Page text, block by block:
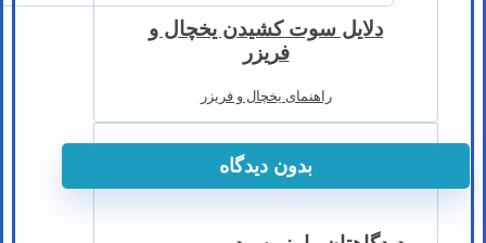
دلایل سوت کشیدن یخچال و
فریزر
راهنمای یخچال و فریزر
بدون دیدگاه